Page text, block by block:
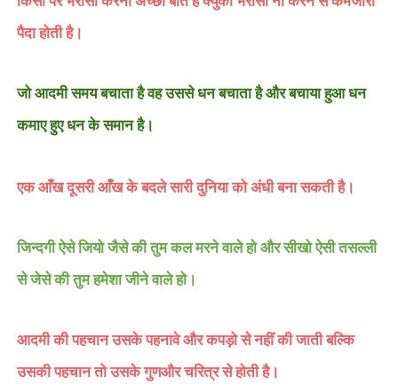
पैदा होती है।
जो आदमी समय बचाता है वह उससे धन बचाता है और बचाया हुआ धन
कमाए हुए धन के समान है।
एक आँख दूसरी आँख के बदले सारी दुनिया को अंधी बना सकती है।
जिन्दगी ऐसे जियो जैसे की तुम कल मरने वाले हो और सीखो ऐसी तसल्ली
से जेसे की तुम हमेशा जीने वाले हो।
आदमी की पहचान उसके पहनावे और कपड़ो से नहीं की जाती बल्कि
उसकी पहचान तो उसके गुणऔर चरित्र से होती है।